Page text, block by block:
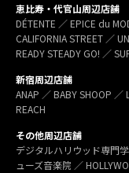
恵比寿・代官山周辺店舗
DÉTENTE ／ EPICE du
CALIFORNIA STREET ／
READY STEADY GO! ／
新宿周辺店舗
ANAP ／ BABY SHOOP ／
REACH
その他周辺店舗
デジタルハリウッド専門
ューズ音楽院 ／